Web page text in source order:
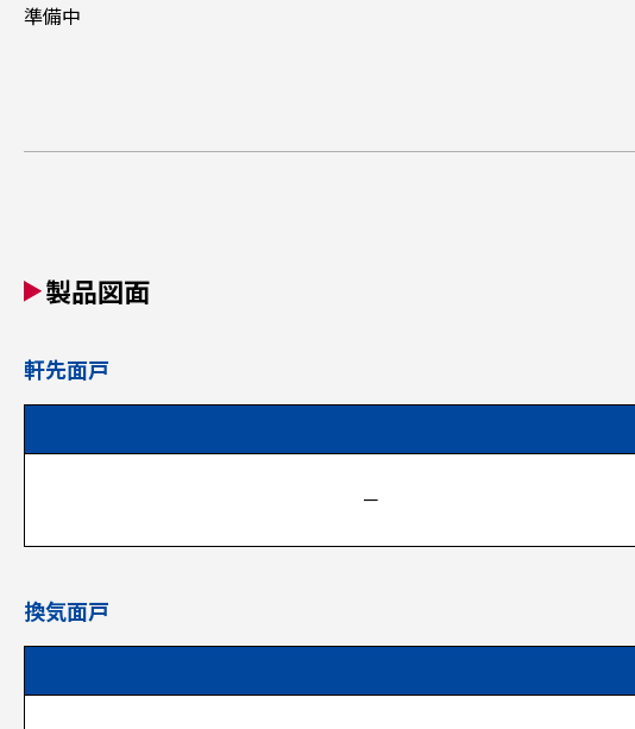
準備中
製品図面
軒先面戸
－
換気面戸